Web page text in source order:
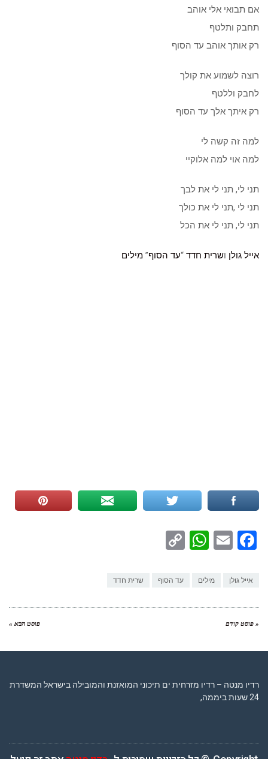
אם תבואי אלי אוהב
תחבק ותלטף
רק אותך אוהב עד הסוף
רוצה לשמוע את קולך
לחבק וללטף
רק איתך אלך עד הסוף
למה זה קשה לי
למה אוי למה אלוקיי
תני לי, תני לי את לבך
תני לי ,תני לי את כולך
תני לי, תני לי את הכל
אייל גולן ושרית חדד “עד הסוף” מילים
Facebook
Email
WhatsApp
אייל גולן מילים עד הסוף שרית חדד
« פוסט קודם פוסט הבא »
רדיו מנטה – רדיו מזרחית ים תיכוני המואזנת והמובילה בישראל המשדרת
24 שעות ביממה,